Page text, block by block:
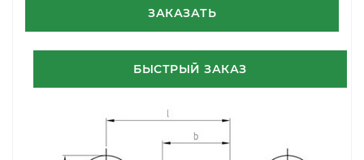
ЗАКАЗАТЬ
БЫСТРЫЙ ЗАКАЗ